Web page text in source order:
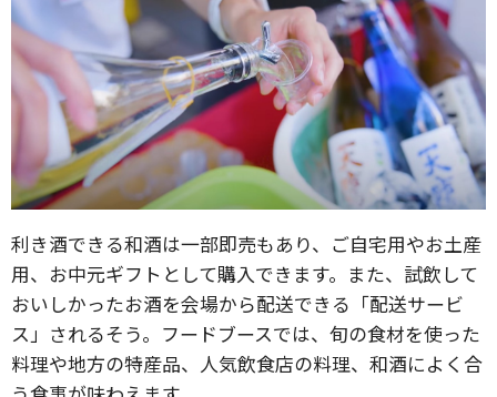
利き酒できる和酒は一部即売もあり、ご自宅用やお土産
用、お中元ギフトとして購入できます。また、試飲して
おいしかったお酒を会場から配送できる「配送サービ
ス」されるそう。フードブースでは、旬の食材を使った
料理や地方の特産品、人気飲食店の料理、和酒によく合